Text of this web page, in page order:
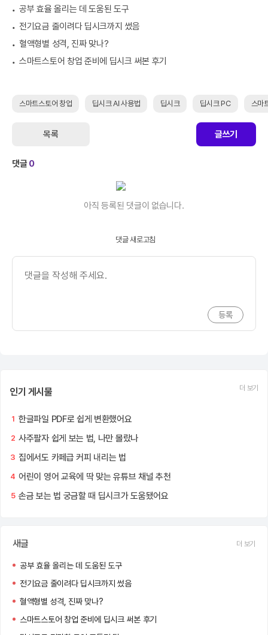
공부 효율 올리는 데 도움된 도구
전기요금 줄이려다 딥시크까지 썼음
혈액형별 성격, 진짜 맞나?
스마트스토어 창업 준비에 딥시크 써본 후기
스마트스토어 창업 딥시크 AI 사용법 딥시크 딥시크 PC 스마
목록 글쓰기
댓글0
아직 등록된 댓글이 없습니다.
댓글 새로고침
인기 게시물 더 보기
1 한글파일 PDF로 쉽게 변환했어요
2 사주팔자 쉽게 보는 법, 나만 몰랐나
3 집에서도 카페급 커피 내리는 법
4 어린이 영어 교육에 딱 맞는 유튜브 채널 추천
5 손금 보는 법 궁금할 때 딥시크가 도움됐어요
새글 더 보기
공부 효율 올리는 데 도움된 도구
전기요금 줄이려다 딥시크까지 썼음
혈액형별 성격, 진짜 맞나?
스마트스토어 창업 준비에 딥시크 써본 후기